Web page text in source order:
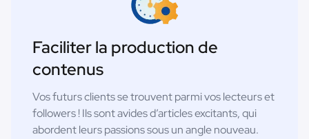
Faciliter la production de
contenus
Vos futurs clients se trouvent parmi vos lecteurs et
followers ! Ils sont avides d’articles excitants, qui
abordent leurs passions sous un angle nouveau.